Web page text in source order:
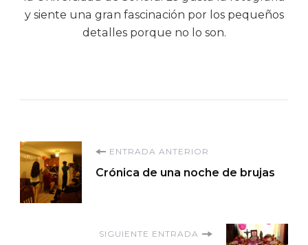
y siente una gran fascinación por los pequeños
detalles porque no lo son.
Navegación
de
entradas
ENTRADA ANTERIOR
Crónica de una noche de brujas
SIGUIENTE ENTRADA